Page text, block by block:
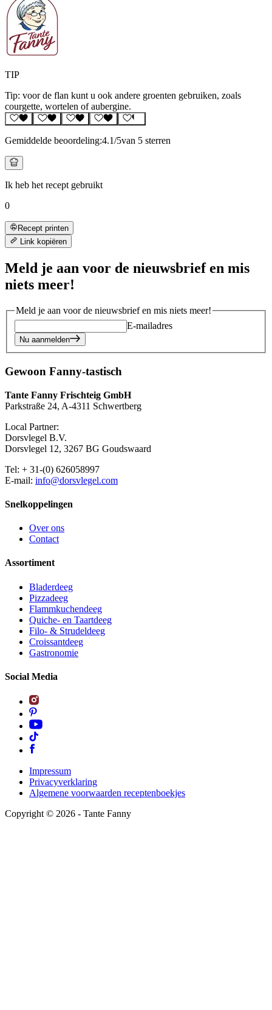
TIP
Tip: voor de flan kunt u ook andere groenten gebruiken, zoals
courgette, wortelen of aubergine.
Gemiddelde beoordeling:4.1/5van 5 sterren
Ik heb het recept gebruikt
0
Recept printen
Link kopiëren
Meld je aan voor de nieuwsbrief en mis
niets meer!
Meld je aan voor de nieuwsbrief en mis niets meer!
E-mailadres
Nu aanmelden
Gewoon Fanny-tastisch
Tante Fanny Frischteig GmbH
Parkstraße 24, A-4311 Schwertberg
Local Partner:
Dorsvlegel B.V.
Dorsvlegel 12, 3267 BG Goudswaard
Tel: + 31-(0) 626058997
E-mail: info@dorsvlegel.com
Snelkoppelingen
Over ons
Contact
Assortiment
Bladerdeeg
Pizzadeeg
Flammkuchendeeg
Quiche- en Taartdeeg
Filo- & Strudeldeeg
Croissantdeeg
Gastronomie
Social Media
Impressum
Privacyverklaring
Algemene voorwaarden receptenboekjes
Copyright © 2026 - Tante Fanny